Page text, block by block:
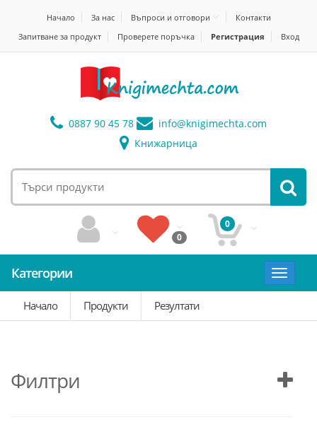
Начало За нас Въпроси и отговори
Контакти
Запитване за продукт
Проверете поръчка Регистрация Вход
0887 90 45 78 info@knigimechta.com
Книжарница
0
0
Категории
Toggle
Начало
Продукти Резултати
Филтри